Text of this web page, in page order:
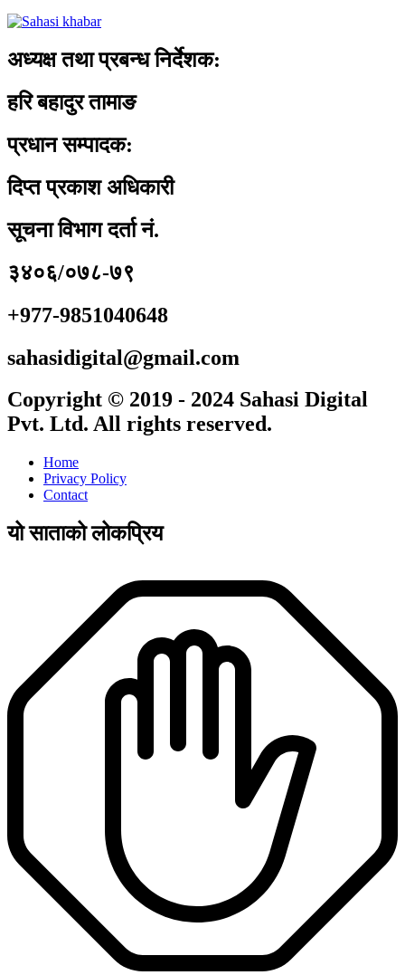
अध्यक्ष तथा प्रबन्ध निर्देशक:
हरि बहादुर तामाङ
प्रधान सम्पादक:
दिप्त प्रकाश अधिकारी
सूचना विभाग दर्ता नं.
३४०६/०७८-७९
+977-9851040648
sahasidigital@gmail.com
Copyright © 2019 - 2024 Sahasi Digital
Pvt. Ltd. All rights reserved.
Home
Privacy Policy
Contact
यो साताको लोकप्रिय